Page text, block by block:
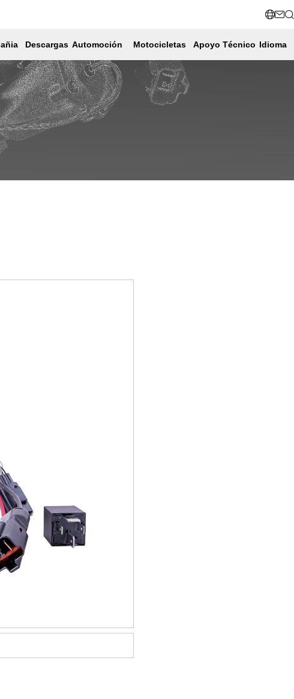
Descargas Automoción Motocicletas Apoyo Técnico Idioma